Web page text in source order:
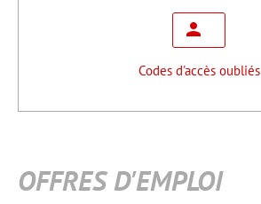
Codes d'accès oubliés
OFFRES D'EMPLOI